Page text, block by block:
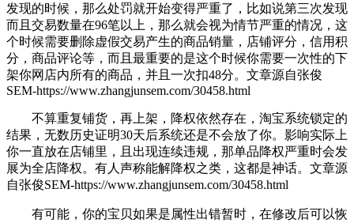
发现的时候，那么处罚就开始变得严重了，比如说第三次发现
而且交易数量在96笔以上，那么就会视为情节严重的情况，这
个时候需要删除虚假交易产生的商品销量，店铺评分，信用积
分，商品评论等，而且最重要的是这个时候你需要一次性的下
架你网店内所有的商品，并且一次扣48分。 文章源自张俊
SEM-https://www.zhangjunsem.com/30458.html
不算重复铺货，再上架，降权依然存在，淘宝系统锁定的
结果，无数历史证明30天后系统还是不会放了你。影响实际上
你一直放在店铺里，且出现连续违规，那单品降权严重时会发
展为全店降权。有人声称能解降权之类，这都是神话。 文章源
自张俊SEM-https://www.zhangjunsem.com/30458.html
有可能，你的宝贝如果是属性出错暂时 ，在修改后可以恢